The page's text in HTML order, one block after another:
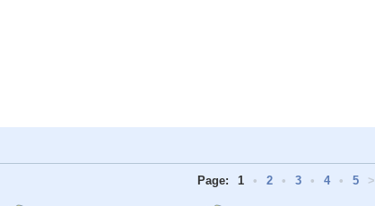
Page: 1 • 2 • 3 • 4 • 5 >